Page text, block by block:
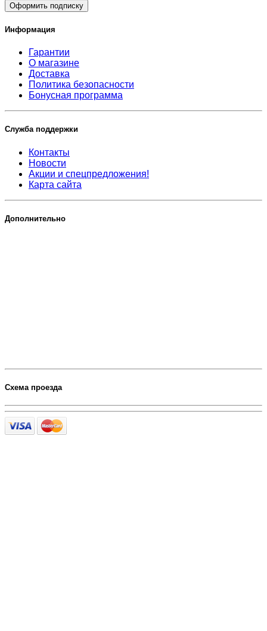
Оформить подписку
Информация
Гарантии
О магазине
Доставка
Политика безопасности
Бонусная программа
Служба поддержки
Контакты
Новости
Акции и спецпредложения!
Карта сайта
Дополнительно
Схема проезда